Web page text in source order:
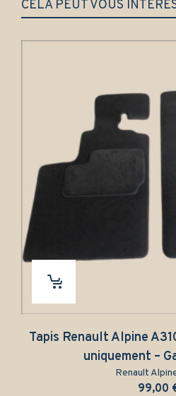
CELA PEUT VOUS
Tapis Renault Alpine A310
uniquement –
Renault Alpine
99,00€